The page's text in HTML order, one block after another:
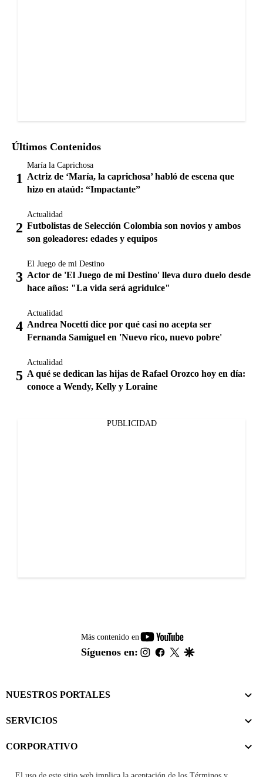
Últimos Contenidos
María la Caprichosa
Actriz de ‘María, la caprichosa’ habló de escena que
hizo en ataúd: “Impactante”
Actualidad
Futbolistas de Selección Colombia son novios y ambos
son goleadores: edades y equipos
El Juego de mi Destino
Actor de 'El Juego de mi Destino' lleva duro duelo desde
hace años: "La vida será agridulce"
Actualidad
Andrea Nocetti dice por qué casi no acepta ser
Fernanda Samiguel en 'Nuevo rico, nuevo pobre'
Actualidad
A qué se dedican las hijas de Rafael Orozco hoy en día:
conoce a Wendy, Kelly y Loraine
PUBLICIDAD
Más contenido en
youtube-
footer
Síguenos en: instagram
facebook
twitter
NUESTROS PORTALES
SERVICIOS
CORPORATIVO